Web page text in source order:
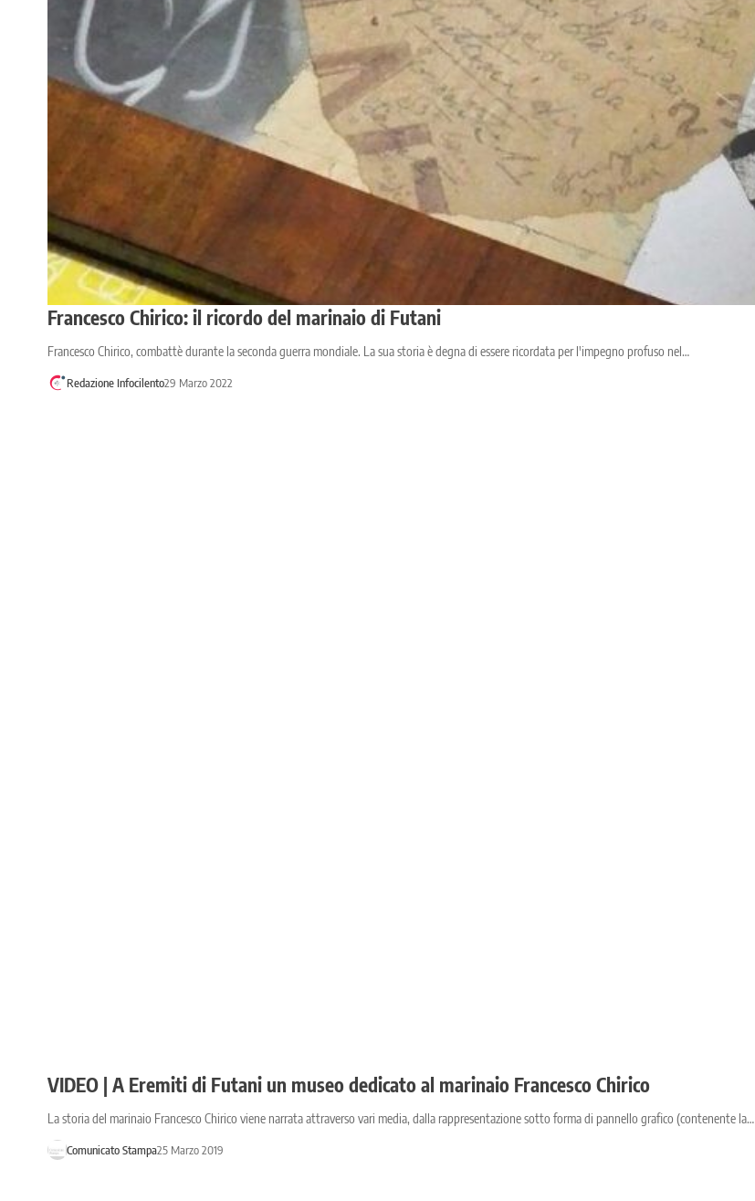
Francesco Chirico: il ricordo del marinaio di Futani
Francesco Chirico, combattè durante la seconda guerra mondiale. La sua storia è degna di essere ricordata per l'impegno profuso nel…
Redazione Infocilento29 Marzo 2022
VIDEO | A Eremiti di Futani un museo dedicato al marinaio Francesco Chirico
La storia del marinaio Francesco Chirico viene narrata attraverso vari media, dalla rappresentazione sotto forma di pannello grafico (contenente la…
Comunicato Stampa25 Marzo 2019